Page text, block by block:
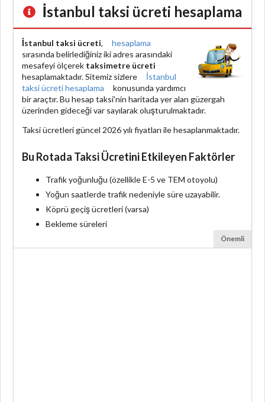
İstanbul taksi ücreti hesaplama
İstanbul taksi ücreti,
hesaplama
sırasında belirlediğiniz iki adres arasındaki
mesafeyi ölçerek taksimetre ücreti
hesaplamaktadır. Sitemiz sizlere
İstanbul
taksi ücreti hesaplama
konusunda yardımcı
bir araçtır. Bu hesap taksi'nin haritada yer alan güzergah
üzerinden gideceği var sayılarak oluşturulmaktadır.
Taksi ücretleri güncel 2026 yılı fiyatları ile hesaplanmaktadır.
Bu Rotada Taksi Ücretini Etkileyen Faktörler
Trafik yoğunluğu (özellikle E-5 ve TEM otoyolu)
Yoğun saatlerde trafik nedeniyle süre uzayabilir.
Köprü geçiş ücretleri (varsa)
Bekleme süreleri
Önemli